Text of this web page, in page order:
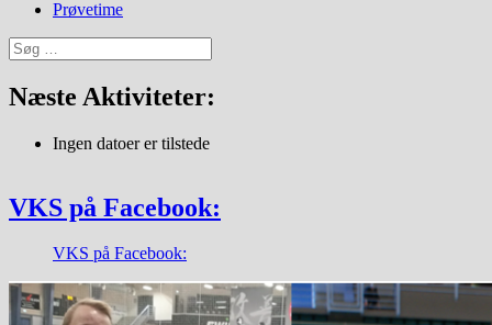
Prøvetime
Søg
efter:
Næste Aktiviteter:
Ingen datoer er tilstede
VKS på Facebook:
VKS på Facebook: